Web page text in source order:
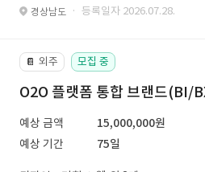
경상남도 · 등록일자 2026.07.28.
📔 외주 모집 중
O2O 플랫폼 통합 브랜드(BI/
예상 금액
15,000,000원
예상 기간
75일